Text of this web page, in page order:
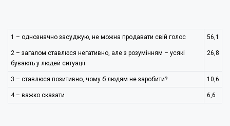
1 – однозначно засуджую, не можна продавати свій голос 56,1
2 – загалом ставлюся негативно, але з розумінням – усякі
бувають у людей ситуації
26,8
3 – ставлюся позитивно, чому б людям не заробити? 10,6
4 – важко сказати 6,6